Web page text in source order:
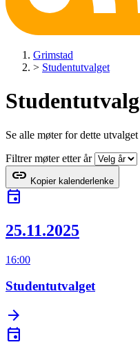
Grimstad
> Studentutvalget
Se alle møter for dette utvalget
Filtrer møter etter år
link Kopier kalenderlenke
event
25.11.2025
16:00
Studentutvalget
arrow_forward
event